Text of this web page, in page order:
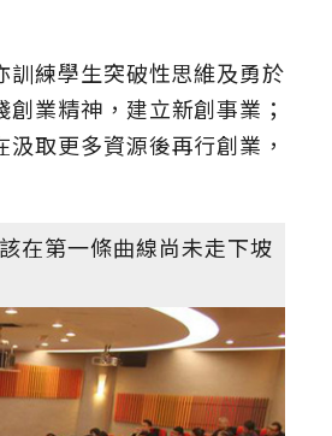
訓練學生突破性思維及勇於
業精神，建立新創事業；
取更多資源後再行創業，
在第一條曲線尚未走下坡